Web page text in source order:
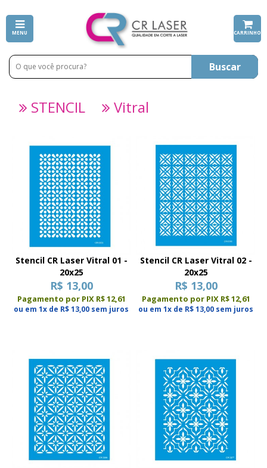
MENU CARRINHO
Buscar
STENCIL Vitral
Stencil CR Laser Vitral 01 -
20x25
R$ 13,00
Pagamento por PIX R$ 12,61
ou em 1x de R$ 13,00 sem juros
Stencil CR Laser Vitral 02 -
20x25
R$ 13,00
Pagamento por PIX R$ 12,61
ou em 1x de R$ 13,00 sem juros